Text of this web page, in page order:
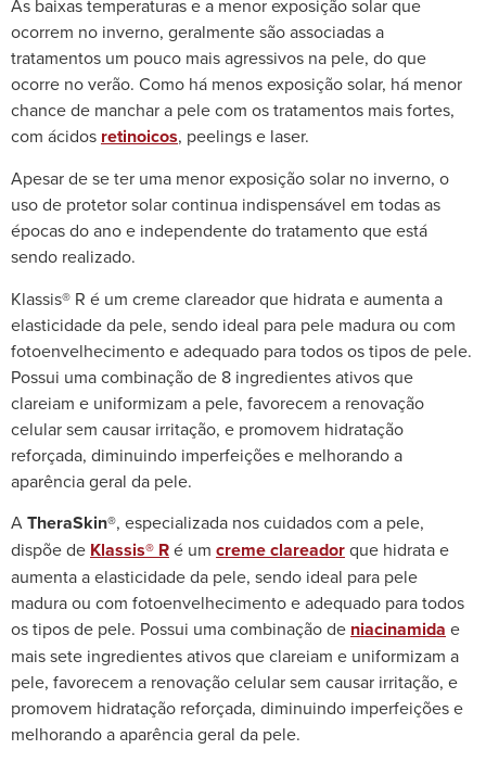
As baixas temperaturas e a menor exposição solar que
ocorrem no inverno, geralmente são associadas a
tratamentos um pouco mais agressivos na pele, do que
ocorre no verão. Como há menos exposição solar, há menor
chance de manchar a pele com os tratamentos mais fortes,
com ácidos retinoicos, peelings e laser.
Apesar de se ter uma menor exposição solar no inverno, o
uso de protetor solar continua indispensável em todas as
épocas do ano e independente do tratamento que está
sendo realizado.
Klassis® R é um creme clareador que hidrata e aumenta a
elasticidade da pele, sendo ideal para pele madura ou com
fotoenvelhecimento e adequado para todos os tipos de pele.
Possui uma combinação de 8 ingredientes ativos que
clareiam e uniformizam a pele, favorecem a renovação
celular sem causar irritação, e promovem hidratação
reforçada, diminuindo imperfeições e melhorando a
aparência geral da pele.
ATheraSkin®, especializada nos cuidados com a pele,
dispõe de Klassis® Ré um creme clareadorque hidrata e
aumenta a elasticidade da pele, sendo ideal para pele
madura ou com fotoenvelhecimento e adequado para todos
os tipos de pele. Possui uma combinação de niacinamida e
mais sete ingredientes ativos que clareiam e uniformizam a
pele, favorecem a renovação celular sem causar irritação, e
promovem hidratação reforçada, diminuindo imperfeições e
melhorando a aparência geral da pele.